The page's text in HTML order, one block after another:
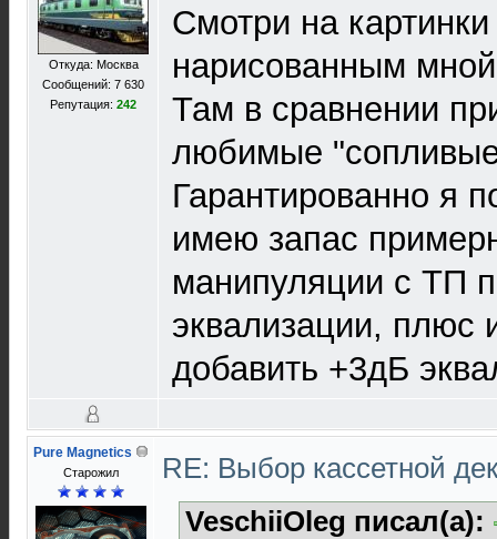
Откуда: Москва
Сообщений: 7 630
Репутация: 242
Смотри на
нарисованным
Там в сравнении
любимые
Гарантированно я
имею запас
манипуляции с ТП
эквализации,
добавить +3дБ
Pure Magnetics
Старожил
RE: Выбор кассетной
VeschiiOleg писал(а):